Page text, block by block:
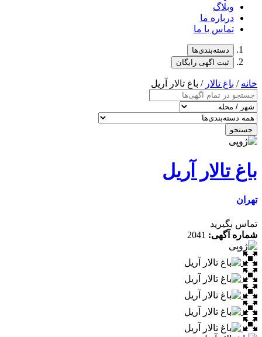
وبلاگ
درباره ما
تماس با ما
دسته‌بندی‌ها
ثبت اگهی رایگان
خانه/ باغ تالار / باغ تالار آریل
جستجو
باغ تالار آریل
تهران
تماس بگیرید
شماره آگهی: 2041